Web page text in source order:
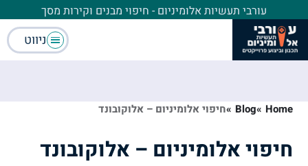
עורבי תעשיות אלומיניום - חיפוי מבנים וקירות מסך
ניווט
Home
»
Blog
»חיפוי אלומיניום – אלוקובונד
חיפוי אלומיניום – אלוקובונד